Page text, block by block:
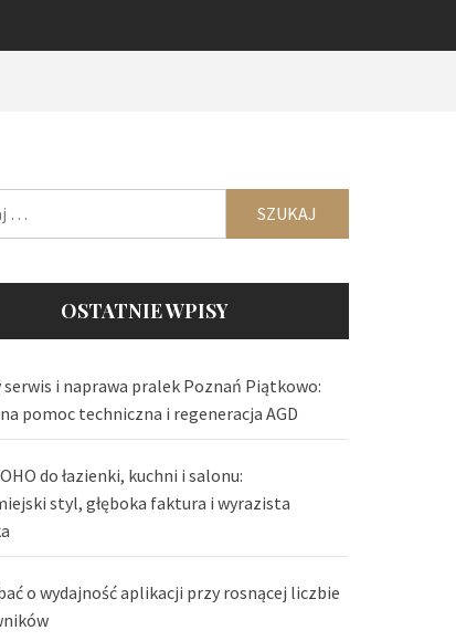
OSTATNIE WPISY
i naprawa pralek Poznań Piątkowo:
pomoc techniczna i regeneracja AGD
do łazienki, kuchni i salonu:
styl, głęboka faktura i wyrazista
o wydajność aplikacji przy rosnącej liczbie